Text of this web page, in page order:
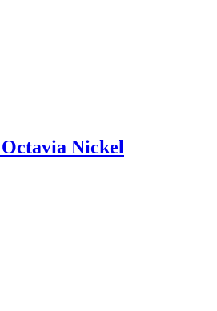
Nickel